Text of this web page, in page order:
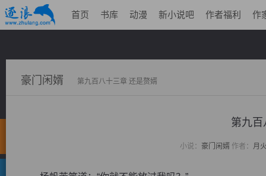
首页 书库 动漫 新小说吧 作者福利 作
豪门闲婿 第九百八十三章 还是赘婿
第九百
小说： 豪门闲婿作者： 月